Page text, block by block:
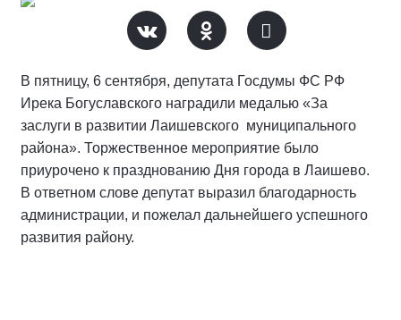
В пятницу, 6 сентября, депутата Госдумы ФС РФ
Ирека Богуславского наградили медалью «За
заслуги в развитии Лаишевского муниципального
района». Торжественное мероприятие было
приурочено к празднованию Дня города в Лаишево.
В ответном слове депутат выразил благодарность
администрации, и пожелал дальнейшего успешного
развития району.